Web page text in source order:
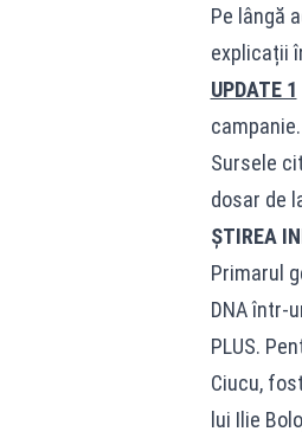
Pe lângă
explicații
UPDATE 1
Sursele
dosar de
ȘTIREA
Primarul
DNA într-
PLUS.
Ciucu,
lui Ilie